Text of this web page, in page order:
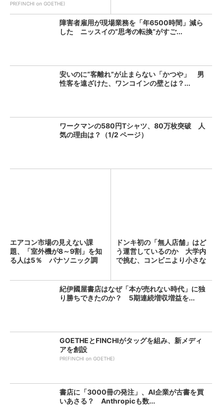
PR(FINCHI on GOETHE)
障害者雇用が現場業務を「年6500時間」減ら
した ニッスイの“思考の転換”がすご...
安いのに“客離れ”が止まらない「かつや」 男
性客を遠ざけた、ワンコインの壁とは？...
ワークマンの580円Tシャツ、80万枚突破 人
気の理由は？（1/2 ページ）
エアコン市場の見えない課
題、「室外機が8～9割」を知
る人は5％ パナソニック調
ドンキ初の「無人店舗」はど
う運営しているのか 大学内
で挑む、コンビニより小さな
紀伊國屋書店はなぜ「本が売れない時代」に独
り勝ちできたのか？ 5期連続増収増益を...
GOETHEとFINCHIがタッグを組み、新メディ
アを創設
PR(FINCHI on GOETHE)
書店に「3000冊の発注」、AI企業が古書を買
いあさる？ Anthropicも数...